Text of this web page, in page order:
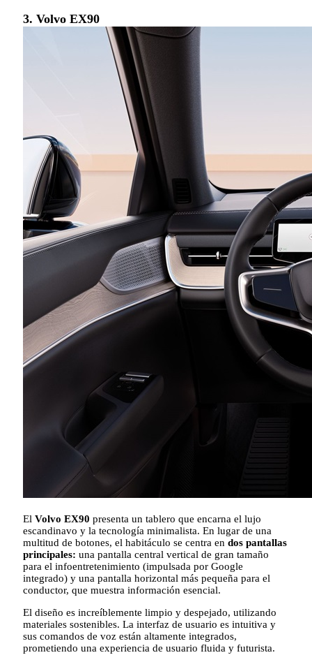
3. Volvo EX90
El Volvo EX90 presenta un tablero que encarna el lujo
escandinavo y la tecnología minimalista. En lugar de una
multitud de botones, el habitáculo se centra en dos pantallas
principales: una pantalla central vertical de gran tamaño
para el infoentretenimiento (impulsada por Google
integrado) y una pantalla horizontal más pequeña para el
conductor, que muestra información esencial.
El diseño es increíblemente limpio y despejado, utilizando
materiales sostenibles. La interfaz de usuario es intuitiva y
sus comandos de voz están altamente integrados,
prometiendo una experiencia de usuario fluida y futurista.